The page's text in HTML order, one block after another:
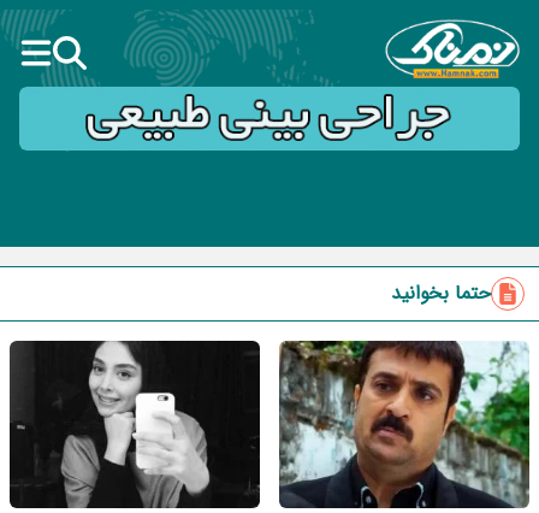
حتما بخوانید